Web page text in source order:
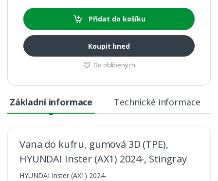
Přidat do košíku
Koupit hned
Do oblíbených
Základní informace Technické informace
Vana do kufru, gumová 3D (TPE),
HYUNDAI Inster (AX1) 2024-, Stingray
HYUNDAI Inster (AX1) 2024-